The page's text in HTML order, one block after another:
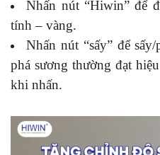
Nhấn nút “Hiwin” để
tính – vàng.
Nhấn nút “sấy” để
phá sương thường đạt
khi nhấn.